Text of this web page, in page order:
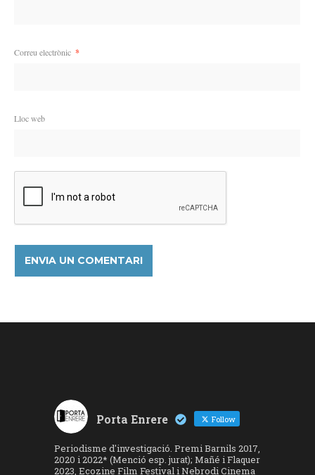
Correu electrònic *
Lloc web
Porta Enrere Follow
Periodisme d'investigació. Premi Barnils 2017,
2020 i 2022* (Menció esp. jurat); Mañé i Flaquer
2023, Ecozine Film Festival i Nebrodi Cinema